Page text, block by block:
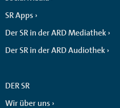
SR Apps
Der SR in der ARD Mediathek
Der SR in der ARD Audiothek
DER SR
Wir über uns